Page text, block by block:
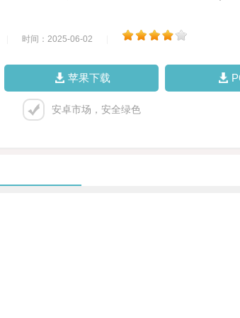
时间：2025-06-02
苹果下载
安卓市场，安全绿色